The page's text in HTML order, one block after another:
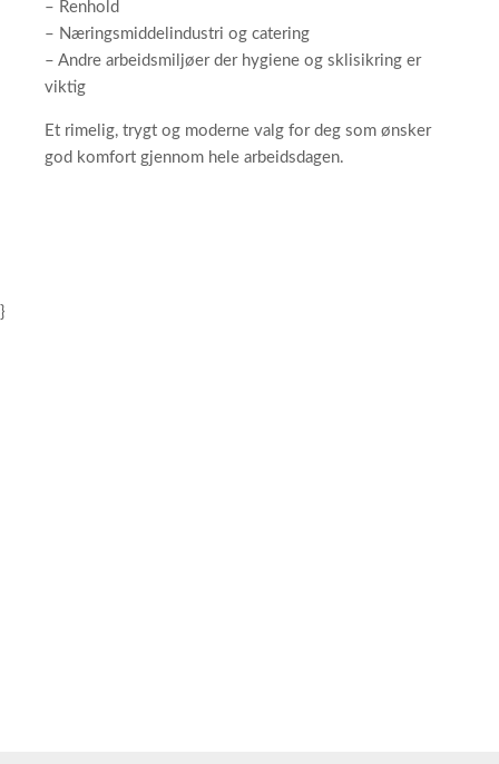
– Renhold
– Næringsmiddelindustri og catering
– Andre arbeidsmiljøer der hygiene og sklisikring er
viktig
Et rimelig, trygt og moderne valg for deg som ønsker
god komfort gjennom hele arbeidsdagen.
}